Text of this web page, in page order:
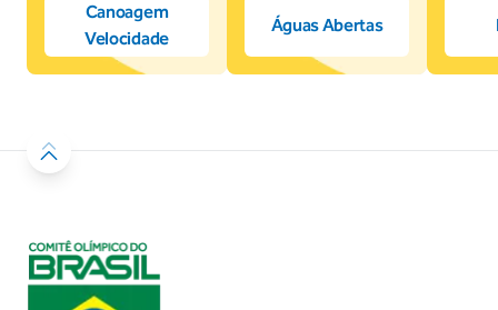
Canoagem
Velocidade
Águas Abertas